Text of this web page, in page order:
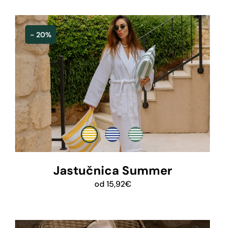
- 20%
Jastučnica Summer
od 15,92€